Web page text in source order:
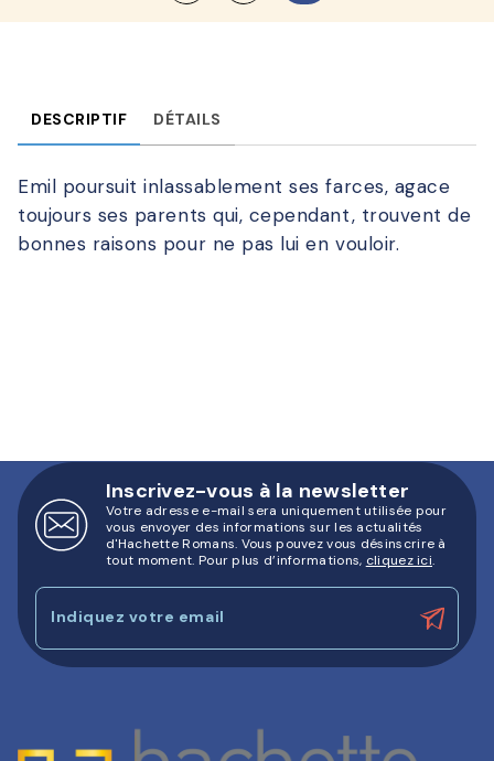
DESCRIPTIF DÉTAILS
Emil poursuit inlassablement ses farces, agace
toujours ses parents qui, cependant, trouvent de
bonnes raisons pour ne pas lui en vouloir.
Inscrivez-vous à la newsletter
Votre adresse e-mail sera uniquement utilisée pour
vous envoyer des informations sur les actualités
d'Hachette Romans. Vous pouvez vous désinscrire à
tout moment. Pour plus d’informations, cliquez ici.
Indiquez votre email